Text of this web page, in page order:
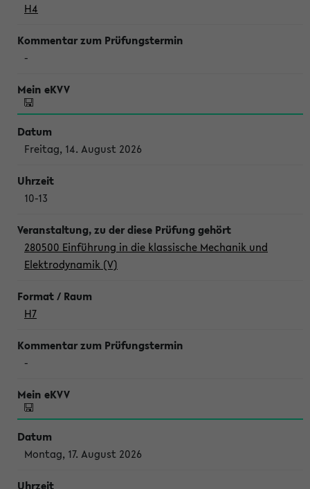
H4
-
Freitag, 14. August 2026
10-13
280500 Einführung in die klassische Mechanik und
Elektrodynamik (V)
H7
-
Montag, 17. August 2026